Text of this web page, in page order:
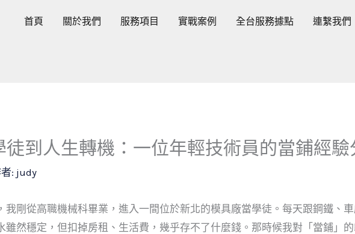
首頁 關於我們 服務項目 實戰案例 全台服務據點 連繫我們
徒到人生轉機：一位年輕技術員的當鋪經驗
: judy
我剛從高職機械科畢業，進入一間位於新北的模具廠當學徒。每天跟鋼鐵、
雖然穩定，但扣掉房租、生活費，幾乎存不了什麼錢。那時候我對「當鋪」